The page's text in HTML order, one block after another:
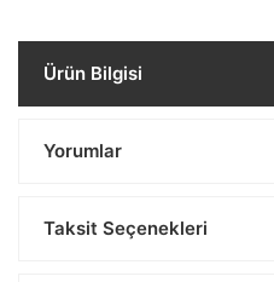
Ürün Bilgisi
Yorumlar
Taksit Seçenekleri